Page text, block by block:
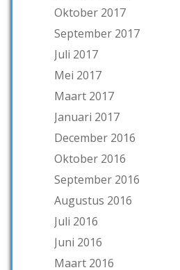
Oktober 2017
September 2017
Juli 2017
Mei 2017
Maart 2017
Januari 2017
December 2016
Oktober 2016
September 2016
Augustus 2016
Juli 2016
Juni 2016
Maart 2016